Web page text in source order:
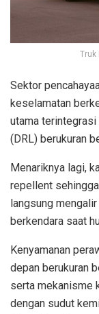
Truk
Sektor
keselamatan
utama terintegrasi
(DRL) berukuran
Menariknya lagi,
repellent
langsung
berkendara saat
Kenyamanan
depan berukuran
serta mekanisme
dengan sudut